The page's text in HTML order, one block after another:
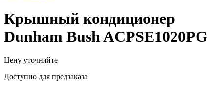
Крышный кондиционер
Dunham Bush ACPSE1020PG
Цену уточняйте
Доступно для предзаказа